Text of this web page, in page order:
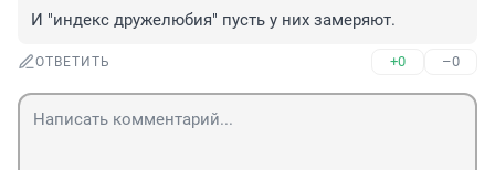
И "индекс дружелюбия" пусть у них замеряют.
ОТВЕТИТЬ +0 –0